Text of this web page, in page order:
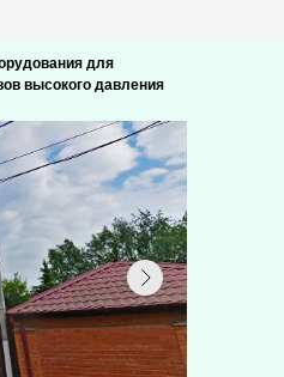
для
высокого давления